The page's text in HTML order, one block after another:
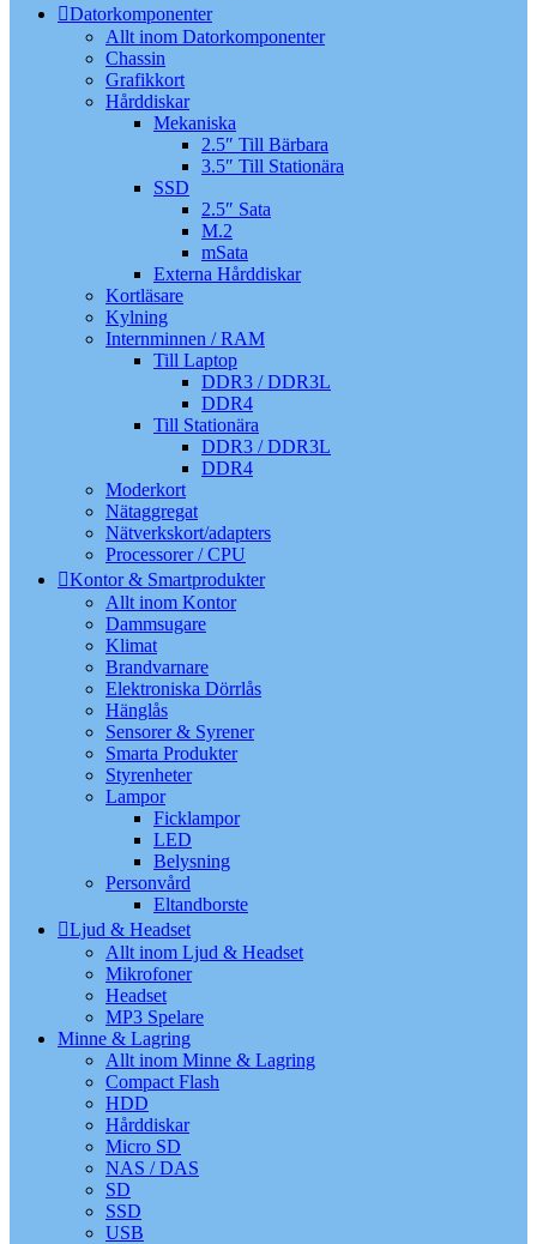
Datorkomponenter
Allt inom Datorkomponenter
Chassin
Grafikkort
Hårddiskar
Mekaniska
2.5″ Till Bärbara
3.5″ Till Stationära
SSD
2.5″ Sata
M.2
mSata
Externa Hårddiskar
Kortläsare
Kylning
Internminnen / RAM
Till Laptop
DDR3 / DDR3L
DDR4
Till Stationära
DDR3 / DDR3L
DDR4
Moderkort
Nätaggregat
Nätverkskort/adapters
Processorer / CPU
Kontor & Smartprodukter
Allt inom Kontor
Dammsugare
Klimat
Brandvarnare
Elektroniska Dörrlås
Hänglås
Sensorer & Syrener
Smarta Produkter
Styrenheter
Lampor
Ficklampor
LED
Belysning
Personvård
Eltandborste
Ljud & Headset
Allt inom Ljud & Headset
Mikrofoner
Headset
MP3 Spelare
Minne & Lagring
Allt inom Minne & Lagring
Compact Flash
HDD
Hårddiskar
Micro SD
NAS / DAS
SD
SSD
USB